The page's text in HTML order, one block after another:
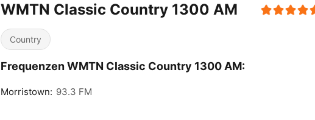
WMTN Classic Country 1300 AM
Country
Frequenzen WMTN Classic Country 1300 AM:
Morristown: 93.3 FM